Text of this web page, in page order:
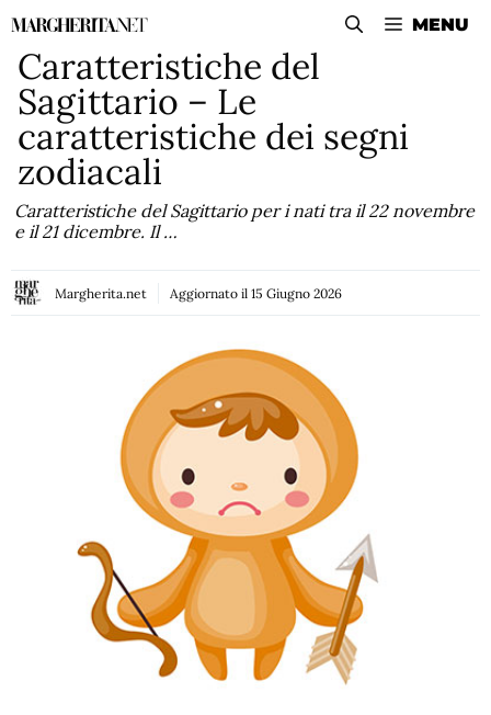
Vai
contenuto
MENU
Caratteristiche del
Sagittario – Le
caratteristiche dei segni
zodiacali
Caratteristiche del Sagittario per i nati tra il 22 novembre
e il 21 dicembre. Il …
Margherita.net Aggiornato il 15 Giugno 2026